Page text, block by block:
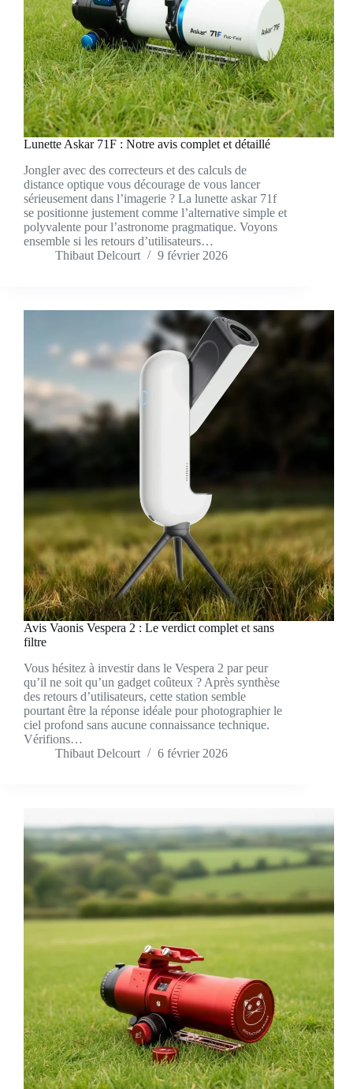
Lunette Askar 71F : Notre avis complet et détaillé
Jongler avec des correcteurs et des calculs de
distance optique vous décourage de vous lancer
sérieusement dans l’imagerie ? La lunette askar 71f
se positionne justement comme l’alternative simple et
polyvalente pour l’astronome pragmatique. Voyons
ensemble si les retours d’utilisateurs…
Thibaut Delcourt
9 février 2026
Avis Vaonis Vespera 2 : Le verdict complet et sans
filtre
Vous hésitez à investir dans le Vespera 2 par peur
qu’il ne soit qu’un gadget coûteux ? Après synthèse
des retours d’utilisateurs, cette station semble
pourtant être la réponse idéale pour photographier le
ciel profond sans aucune connaissance technique.
Vérifions…
Thibaut Delcourt
6 février 2026